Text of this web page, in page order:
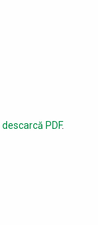
descarcă PDF.